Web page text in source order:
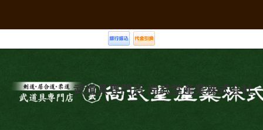
武道具専門店 尚武堂産業株式会社